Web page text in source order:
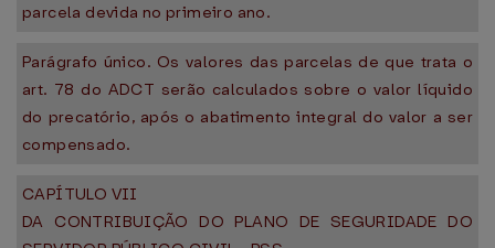
parcela devida no primeiro ano.
Parágrafo único. Os valores das parcelas de que trata o
art. 78 do ADCT serão calculados sobre o valor líquido
do precatório, após o abatimento integral do valor a ser
compensado.
CAPÍTULO VII
DA CONTRIBUIÇÃO DO PLANO DE SEGURIDADE DO